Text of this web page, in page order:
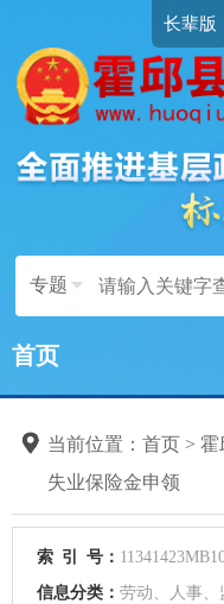
长辈版
专题
首页
当前位置： 首页 > 霍
失业保险金申领
索 引 号：
信息分类： 劳动、人事、